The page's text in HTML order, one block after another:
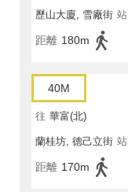
歷山大廈, 雪廠街 站
距離 180m
40M
往 華富(北)
蘭桂坊, 德己立街 站
距離 170m